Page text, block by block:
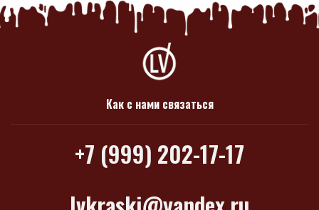
Как с нами связаться
+7 (999) 202-17-17